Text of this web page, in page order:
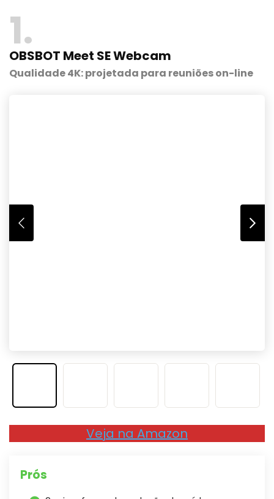
1
OBSBOT Meet SE Webcam
Qualidade 4K: projetada para reuniões on-line
Veja na Amazon
Prós